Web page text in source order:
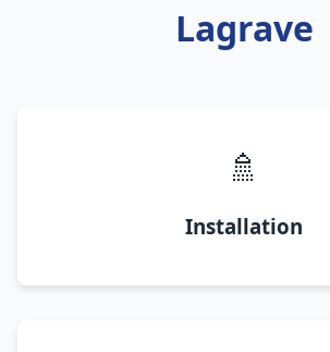
Lagrave
🚿
Installation